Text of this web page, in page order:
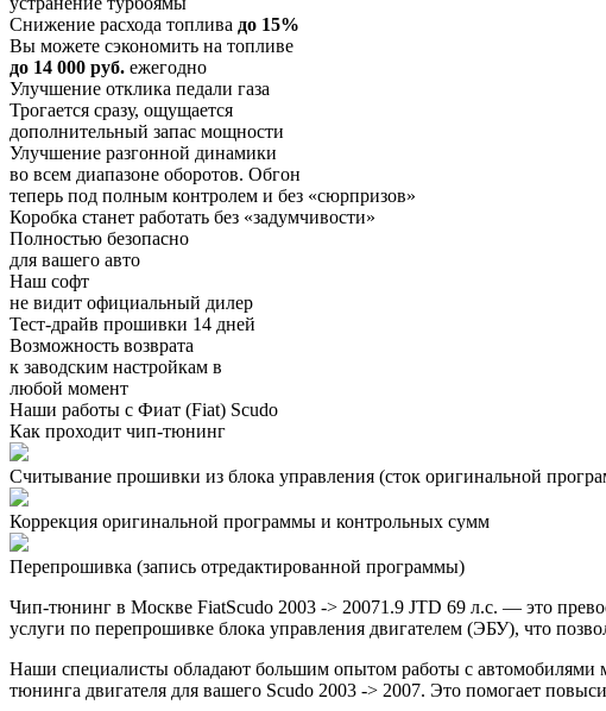
Снижение расхода топлива до 15%
Вы можете сэкономить на топливе
до 14 000 руб. ежегодно
Улучшение отклика педали газа
Трогается сразу, ощущается
дополнительный запас мощности
Улучшение разгонной динамики
во всем диапазоне оборотов. Обгон
теперь под полным контролем и без «сюрпризов»
Коробка станет работать без «задумчивости»
Полностью безопасно
для вашего авто
Наш софт
не видит официальный дилер
Тест-драйв прошивки 14 дней
Возможность возврата
к заводским настройкам в
любой момент
Наши работы с Фиат (Fiat) Scudo
Как проходит чип-тюнинг
Считывание прошивки из блока управления (сток оригинальной
Коррекция оригинальной программы и контрольных сумм
Перепрошивка (запись отредактированной программы)
Чип-тюнинг в Москве FiatScudo 2003 -> 20071.9 JTD 69 л.с. — это
услуги по перепрошивке блока управления двигателем (ЭБУ), что
Наши специалисты обладают большим опытом работы с автомобилями
тюнинга двигателя для вашего Scudo 2003 -> 2007. Это помогает